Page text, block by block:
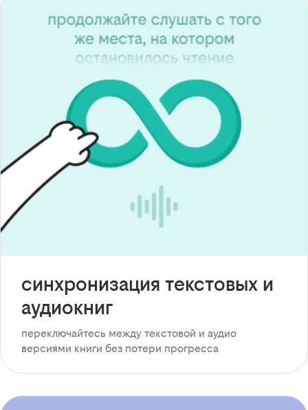
синхронизация текстовых и
аудиокниг
переключайтесь между текстовой и аудио
версиями книги без потери прогресса